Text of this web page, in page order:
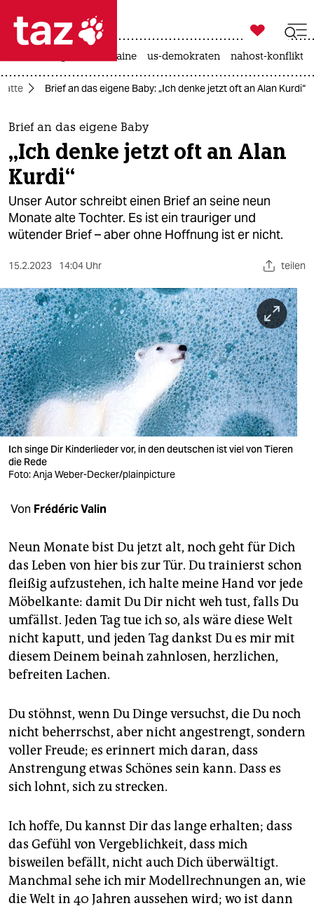
 taz zahl ich
taz zahl ich
themen
politik
öko
gesellschaft
sport
berlin
nord
wahrheit
verlag
verlag
veranstaltungen
unterstützen
abo
genossenschaft
epaper login

taz zahl ich
krieg in der ukraine us-demokraten nahost-konflikt
Brief an das eigene Baby: „Ich denke jetzt oft an Alan Kurdi“
Brief an das eigene Baby
„Ich denke jetzt oft an Alan
Kurdi“
Unser Autor schreibt einen Brief an seine neun
Monate alte Tochter. Es ist ein trauriger und
wütender Brief – aber ohne Hoffnung ist er nicht.
15.2.2023 14:04 Uhr teilen
Ich singe Dir Kinderlieder vor, in den deutschen ist viel von Tieren
die Rede
Foto: Anja Weber-Decker/plainpicture
Von Frédéric Valin
Neun Monate bist Du jetzt alt, noch geht für Dich
das Leben von hier bis zur Tür. Du trainierst schon
fleißig aufzustehen, ich halte meine Hand vor jede
Möbelkante: damit Du Dir nicht weh tust, falls Du
umfällst. Jeden Tag tue ich so, als wäre diese Welt
nicht kaputt, und jeden Tag dankst Du es mir mit
diesem Deinem beinah zahnlosen, herzlichen,
befreiten Lachen.
Du stöhnst, wenn Du Dinge versuchst, die Du noch
nicht beherrschst, aber nicht angestrengt, sondern
voller Freude; es erinnert mich daran, dass
Anstrengung etwas Schönes sein kann. Dass es
sich lohnt, sich zu strecken.
Ich hoffe, Du kannst Dir das lange erhalten; dass
das Gefühl von Vergeblichkeit, dass mich
bisweilen befällt, nicht auch Dich überwältigt.
Manchmal sehe ich mir Modellrechnungen an, wie
die Welt in 40 Jahren aussehen wird; wo ist dann